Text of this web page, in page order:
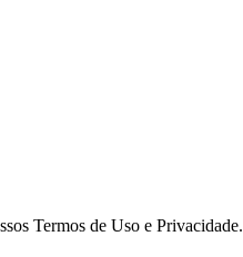
Termos de Uso e Privacidade.